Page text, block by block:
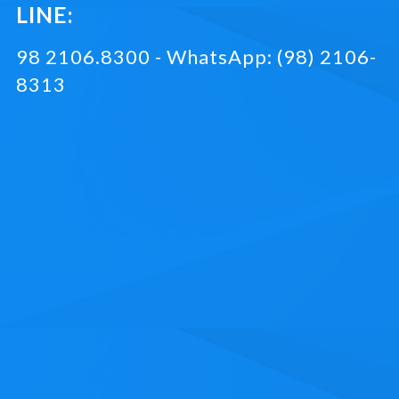
LINE:
98 2106.8300 - WhatsApp: (98) 2106-
8313